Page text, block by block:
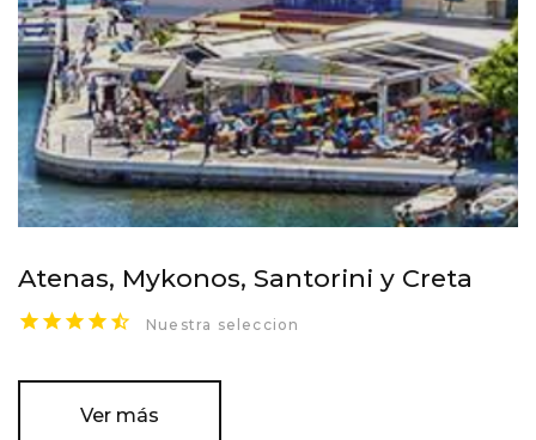
Atenas, Mykonos, Santorini y Creta
Nuestra seleccion
Ver más